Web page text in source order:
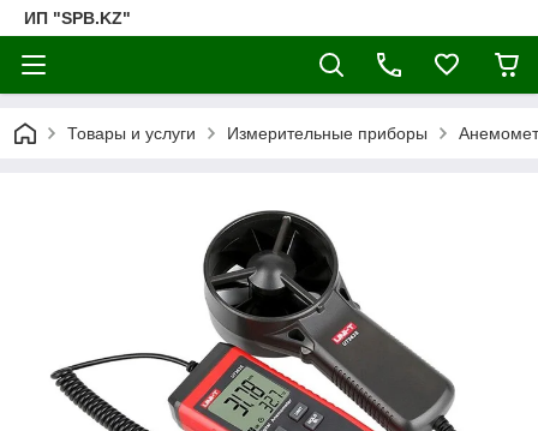
ИП "SPB.KZ"
Товары и услуги Измерительные приборы